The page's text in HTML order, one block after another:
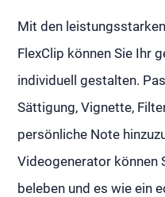
Mit den
FlexClip können Sie Ihr
individuell gestalten.
Sättigung, Vignette,
persönliche Note
Videogenerator können
beleben und es wie ein